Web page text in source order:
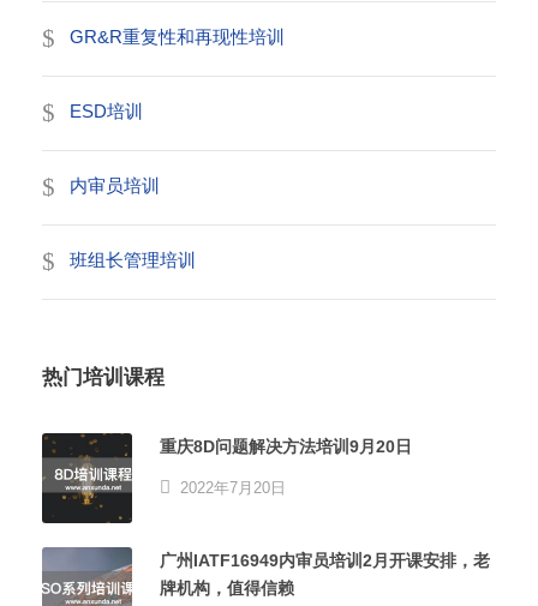
GR&R重复性和再现性培训
ESD培训
内审员培训
班组长管理培训
热门培训课程
重庆8D问题解决方法培训9月20日
2022年7月20日
广州IATF16949内审员培训2月开课安排，老
牌机构，值得信赖